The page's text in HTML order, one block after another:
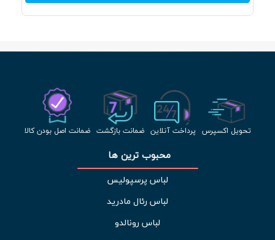
تحویل اکسپرس پرداخت آنلاین ضمانت بازگشت ضمانت اصل بودن کالا
محبوب ترین ها
لباس پرسپولیس
لباس رئال مادرید
لباس رونالدو